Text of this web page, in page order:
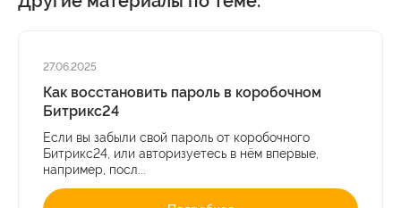
27.06.2025
Как восстановить пароль в коробочном
Битрикс24
Если вы забыли свой пароль от коробочного
Битрикс24, или авторизуетесь в нём впервые,
например, посл...